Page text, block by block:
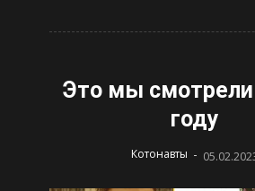
Это мы смотрели
году
Котонавты -